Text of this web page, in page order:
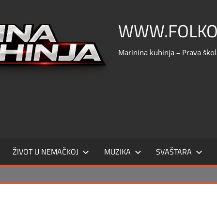
Marinina kuhinja – Prava
ŽIVOT U NEMAČKOJ MUZIKA SVAŠTARA